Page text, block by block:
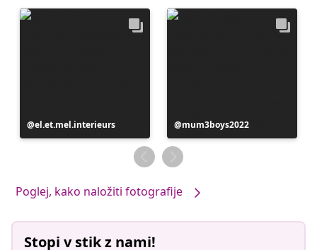
Objavo
je
el.et.mel.interieurs
Objavo
je
objavil
mum3boys2022
Poglej, kako naložiti fotografije
Stopi v stik z nami!